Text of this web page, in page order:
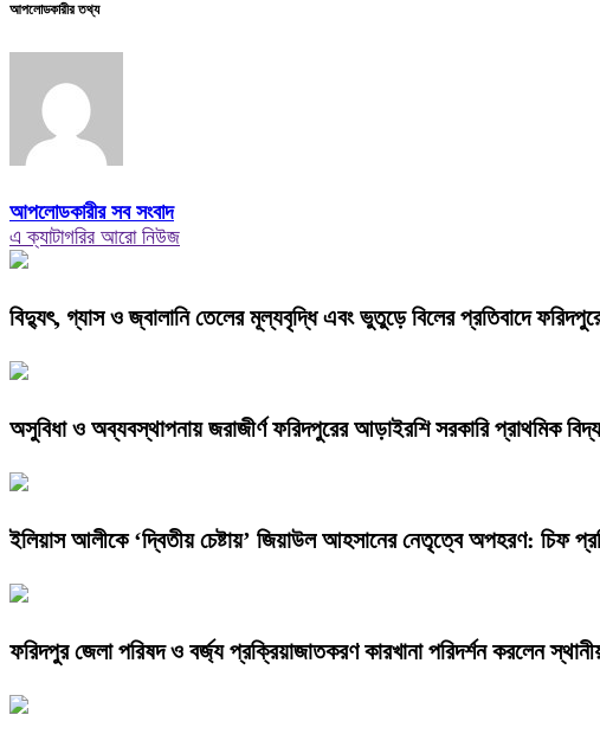
আপলোডকারীর তথ্য
আপলোডকারীর সব সংবাদ
এ ক্যাটাগরির আরো নিউজ
বিদ্যুৎ, গ্যাস ও জ্বালানি তেলের মূল্যবৃদ্ধি এবং ভুতুড়ে বিলের প্রতিবাদে
অসুবিধা ও অব্যবস্থাপনায় জরাজীর্ণ ফরিদপুরের আড়াইরশি সরকারি প্রাথমিক
ইলিয়াস আলীকে ‘দ্বিতীয় চেষ্টায়’ জিয়াউল আহসানের নেতৃত্বে অপহরণ: চিফ
ফরিদপুর জেলা পরিষদ ও বর্জ্য প্রক্রিয়াজাতকরণ কারখানা পরিদর্শন করলেন